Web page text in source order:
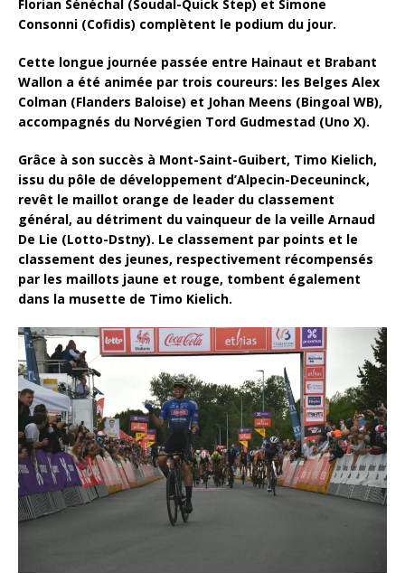
Florian Sénéchal (Soudal-Quick Step) et Simone
Consonni (Cofidis) complètent le podium du jour.
Cette longue journée passée entre Hainaut et Brabant
Wallon a été animée par trois coureurs: les Belges Alex
Colman (Flanders Baloise) et Johan Meens (Bingoal WB),
accompagnés du Norvégien Tord Gudmestad (Uno X).
Grâce à son succès à Mont-Saint-Guibert, Timo Kielich,
issu du pôle de développement d’Alpecin-Deceuninck,
revêt le maillot orange de leader du classement
général, au détriment du vainqueur de la veille Arnaud
De Lie (Lotto-Dstny). Le classement par points et le
classement des jeunes, respectivement récompensés
par les maillots jaune et rouge, tombent également
dans la musette de Timo Kielich.